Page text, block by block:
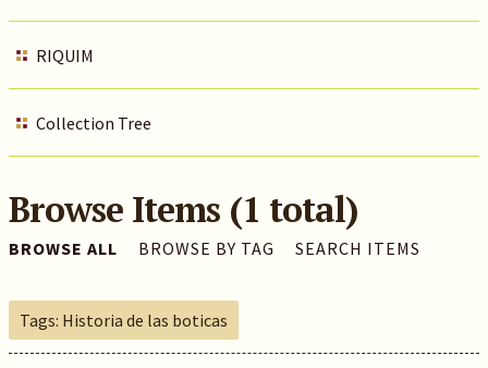
RIQUIM
Collection Tree
Browse Items (1 total)
BROWSE ALL BROWSE BY TAG SEARCH ITEMS
Tags: Historia de las boticas